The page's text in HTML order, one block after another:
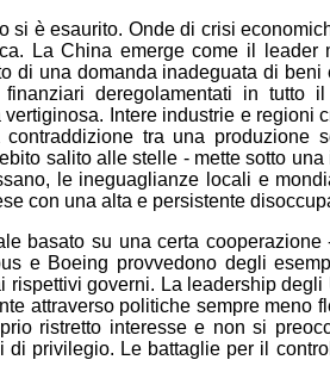
si è esaurito. Onde di crisi
La China emerge come il
di una domanda inadeguata di
deregolamentati in tutto
Intere industrie e
tra una
salito alle stelle - mette sotto
le ineguaglianze locali e
con una alta e persistente
basato su una certa
e Boeing provvedono degli
rispettivi governi. La leadership
attraverso politiche sempre
ristretto interesse e non si
privilegio. Le battaglie per il